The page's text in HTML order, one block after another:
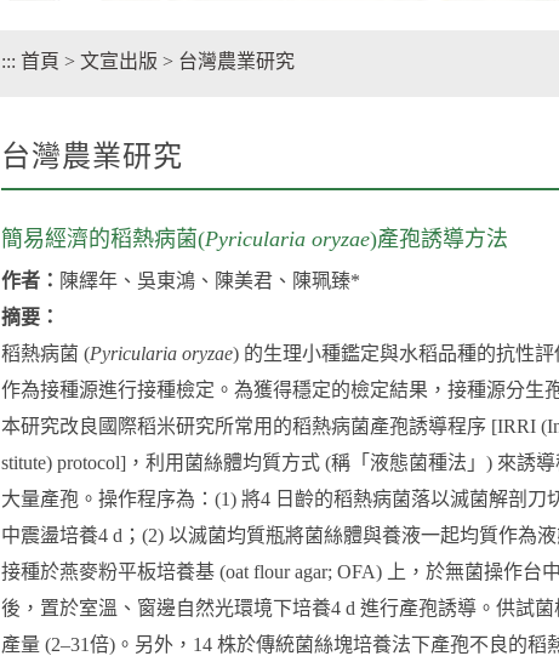
::: 首頁 > 文宣出版 > 台灣農業研究
台灣農業研究
簡易經濟的稻熱病菌(Pyricularia oryzae)產孢誘導方法
作者： 陳繹年、吳東鴻、陳美君、陳珮臻*
摘要：
稻熱病菌 (Pyricularia oryzae) 的生理小種鑑定與水稻品種的抗性
作為接種源進行接種檢定。為獲得穩定的檢定結果，接種源分生
本研究改良國際稻米研究所常用的稻熱病菌產孢誘導程序 [IRRI
stitute) protocol]，利用菌絲體均質方式 (稱「液態菌種法」) 來誘
大量產孢。操作程序為：(1) 將4 日齡的稻熱病菌落以滅菌解剖刀
中震盪培養4 d；(2) 以滅菌均質瓶將菌絲體與養液一起均質作為
接種於燕麥粉平板培養基 (oat flour agar; OFA) 上，於無菌操作台
後，置於室溫、窗邊自然光環境下培養4 d 進行產孢誘導。供試
產量 (2–31倍)。另外，14 株於傳統菌絲塊培養法下產孢不良的